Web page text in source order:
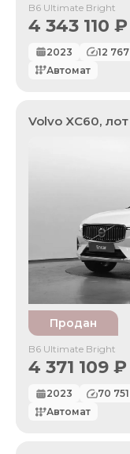
B6 Ultimate Bright
4 343 110 ₽
2023 12 767
Автомат
Volvo XC60, лот
Продан
B6 Ultimate Bright
4 371 109 ₽
2023 70 751
Автомат